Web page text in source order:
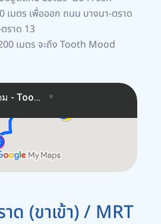
เมตร เพื่อออก ถนน บางนา-ตราด
ราด 13
เมตร จะถึง Tooth Mood
ด (ขาเข้า) / MRT